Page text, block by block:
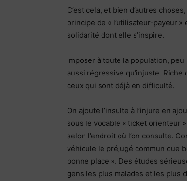
C’est cela, et bien d’autres
principe de « l’utilisateur-payeur
solidarité dont elle s’inspire.
Imposer à toute la population,
aussi régressive qu’injuste.
ceux qui sont déjà en difficulté.
On ajoute l’insulte à l’injure en
sous le vocable « ticket orienteur
selon l’endroit où l’on consulte.
véhicule le préjugé commun que
bonne place ». Des études
gens les plus malades et les plus